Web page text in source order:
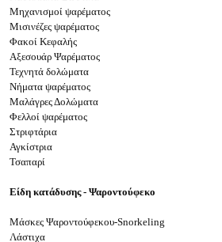
Μηχανισμοί ψαρέματος
Μισινέζες ψαρέματος
Φακοί Κεφαλής
Αξεσουάρ Ψαρέματος
Τεχνητά δολώματα
Νήματα ψαρέματος
Μαλάγρες Δολώματα
Φελλοί ψαρέματος
Στριφτάρια
Αγκίστρια
Τσαπαρί
Είδη κατάδυσης- Ψαροντούφεκο
Μάσκες Ψαροντούφεκου-Snorkeling
Λάστιχα